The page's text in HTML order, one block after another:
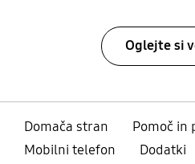
Oglejte si
Domača stran
Pomoč in
Mobilni telefon
Dodatki